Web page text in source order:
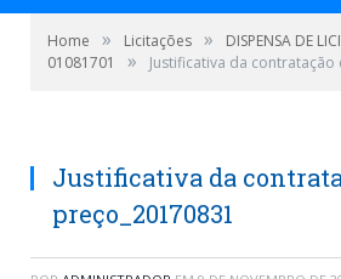
Home » Licitações »
DISPENSA DE
01081701
» Justificativa da contratação
Justificativa da
preço_20170831